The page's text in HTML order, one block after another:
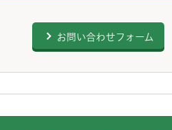
お問い合わせフォーム